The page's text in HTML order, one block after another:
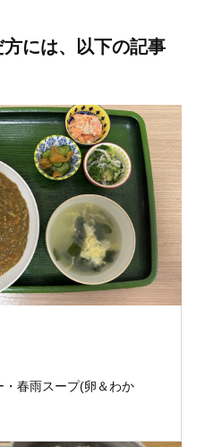
には、以下の記事
春雨スープ(卵＆わか